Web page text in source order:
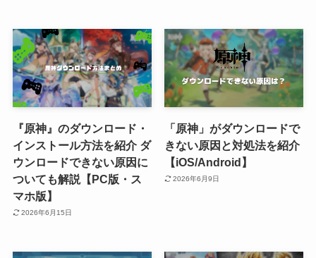
『原神』のダウンロード・
インストール方法を紹介 ダ
ウンロードできない原因に
ついても解説【PC版・ス
マホ版】
2026年6月15日
「原神」がダウンロードで
きない原因と対処法を紹介
【iOS/Android】
2026年6月9日